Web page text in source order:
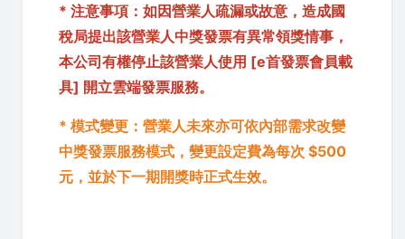
* 注意事項：如因營業人疏漏或故意，造成國
稅局提出該營業人中獎發票有異常領獎情事，
本公司有權停止該營業人使用 [e首發票會員載
具] 開立雲端發票服務。
* 模式變更：營業人未來亦可依內部需求改變
中獎發票服務模式，變更設定費為每次 $500
元，並於下一期開獎時正式生效。